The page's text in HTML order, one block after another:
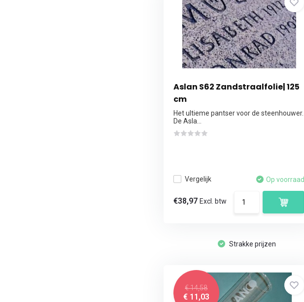
Aslan S62 Zandstraalfolie| 125
cm
Het ultieme pantser voor de steenhouwer.
De Asla...
Vergelijk Op voorraad
€38,97 Excl. btw
Strakke prijzen
€ 14,58
€ 11,03